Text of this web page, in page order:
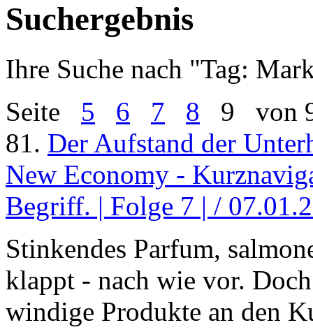
Suchergebnis
Ihre Suche nach "Tag:
Seite 5 6 7 8 9 von
81. Der Aufstand der
New Economy -
Begriff. | Folge 7 | /
Stinkendes Parfum,
klappt - nach wie vor.
windige Produkte an den